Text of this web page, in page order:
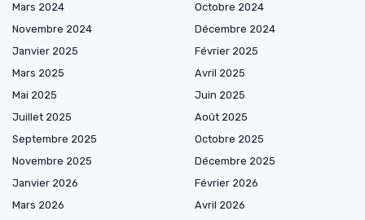
Mars 2024
Octobre 2024
Novembre 2024
Décembre 2024
Janvier 2025
Février 2025
Mars 2025
Avril 2025
Mai 2025
Juin 2025
Juillet 2025
Août 2025
Septembre 2025
Octobre 2025
Novembre 2025
Décembre 2025
Janvier 2026
Février 2026
Mars 2026
Avril 2026